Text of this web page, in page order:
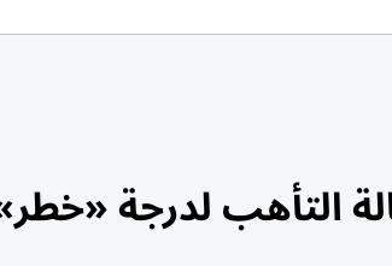
التأهب لدرجة